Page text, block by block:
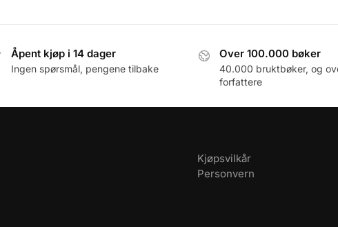
Åpent kjøp i 14 dager
Ingen spørsmål, pengene tilbake
Over 100.000 bøker
40.000 bruktbøker, og
forfattere
Kjøpsvilkår
Personvern